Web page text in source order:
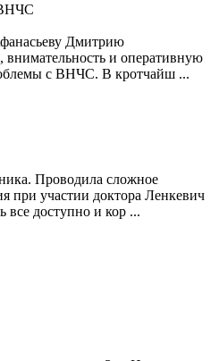
ВНЧС
Дмитрию
внимательность и оперативную
с ВНЧС. В кротчайш ...
Проводила сложное
при участии доктора Ленкевич
все доступно и кор ...